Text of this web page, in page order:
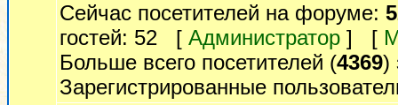
Сейчас посетителей на форуме:
гостей: 52 [ Администратор ] [
Больше всего посетителей (4369)
Зарегистрированные